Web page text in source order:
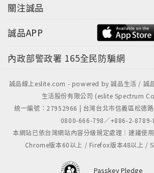
關注誠品
誠品APP
內政部警政署 165全民防騙網
誠品線上eslite.com - powered by 誠品生活 / 誠
生活股份有限公司 (eslite Spectrum
統一編號：27952966 | 台灣台北市信義區松德
0800-666-798／+886-2-8789-
本網站已依台灣網站內容分級規定處理｜建議使
Chrome版本60以上 / Firefox版本48以上 /
Passkey Pledge